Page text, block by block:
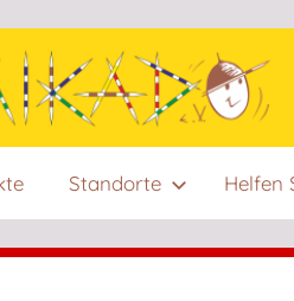
Standorte Helfen